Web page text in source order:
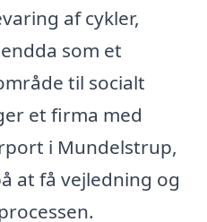
af cykler,
som et
til socialt
et firma med
i Mundelstrup,
at få vejledning og